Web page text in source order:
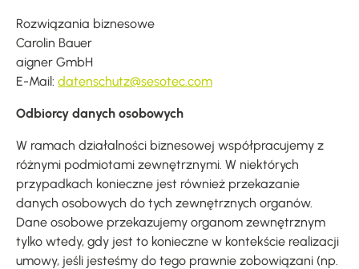
Rozwiązania biznesowe
Carolin Bauer
aigner GmbH
E-Mail: datenschutz@sesotec.com
Odbiorcy danych osobowych
W ramach działalności biznesowej współpracujemy z
różnymi podmiotami zewnętrznymi. W niektórych
przypadkach konieczne jest również przekazanie
danych osobowych do tych zewnętrznych organów.
Dane osobowe przekazujemy organom zewnętrznym
tylko wtedy, gdy jest to konieczne w kontekście realizacji
umowy, jeśli jesteśmy do tego prawnie zobowiązani (np.